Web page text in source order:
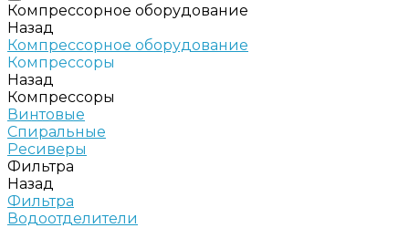
Компрессорное оборудование
Назад
Компрессорное оборудование
Компрессоры
Назад
Компрессоры
Винтовые
Спиральные
Ресиверы
Фильтра
Назад
Фильтра
Водоотделители